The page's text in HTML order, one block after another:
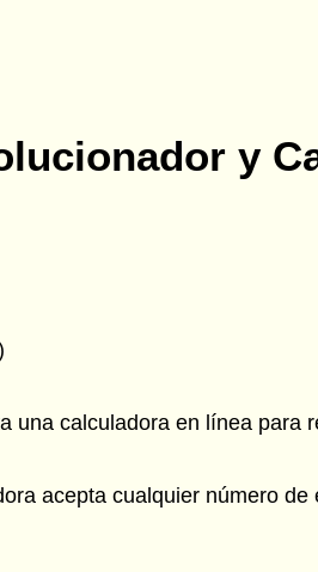
y
una calculadora en línea para
acepta cualquier número